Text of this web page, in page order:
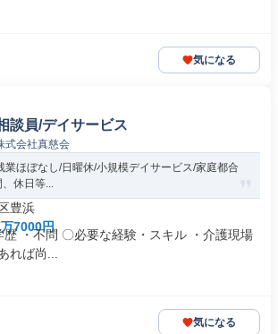
気になる
談員/デイサービス
式会社真慈会
業ほぼなし/日曜休/小規模デイサービス/家庭都合
休日等...
豊浜
7000円
歴 ・不問 〇必要な経験・スキル ・介護現場
れば尚...
気になる